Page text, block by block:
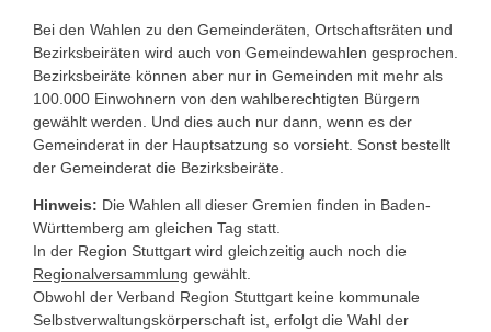
Bei den Wahlen zu den Gemeinderäten, Ortschaftsräten und
Bezirksbeiräten wird auch von Gemeindewahlen gesprochen.
Bezirksbeiräte können aber nur in Gemeinden mit mehr als
100.000 Einwohnern von den wahlberechtigten Bürgern
gewählt werden. Und dies auch nur dann, wenn es der
Gemeinderat in der Hauptsatzung so vorsieht. Sonst bestellt
der Gemeinderat die Bezirksbeiräte.
Hinweis: Die Wahlen all dieser Gremien finden in Baden-
Württemberg am gleichen Tag statt.
In der Region Stuttgart wird gleichzeitig auch noch die
Regionalversammlung gewählt.
Obwohl der Verband Region Stuttgart keine kommunale
Selbstverwaltungskörperschaft ist, erfolgt die Wahl der